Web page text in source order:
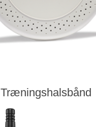
Træningshalsbånd